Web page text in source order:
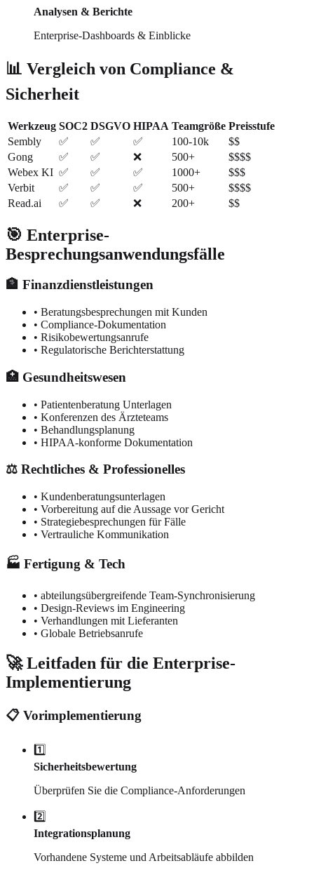
Analysen & Berichte
Enterprise-Dashboards & Einblicke
📊 Vergleich von Compliance &
Sicherheit
Werkzeug SOC2 DSGVO HIPAA Teamgröße Preisstufe
Sembly
✅ ✅ ✅ 100-10k
$$
Gong
✅ ✅ ❌ 500+
$$$$
Webex KI ✅ ✅ ✅ 1000+
$$$
Verbit
✅ ✅ ✅ 500+
$$$$
Read.ai
✅ ✅ ❌ 200+ $$
🎯 Enterprise-
Besprechungsanwendungsfälle
🏦 Finanzdienstleistungen
• Beratungsbesprechungen mit Kunden
• Compliance-Dokumentation
• Risikobewertungsanrufe
• Regulatorische Berichterstattung
🏥 Gesundheitswesen
• Patientenberatung Unterlagen
• Konferenzen des Ärzteteams
• Behandlungsplanung
• HIPAA-konforme Dokumentation
⚖️ Rechtliches & Professionelles
• Kundenberatungsunterlagen
• Vorbereitung auf die Aussage vor Gericht
• Strategiebesprechungen für Fälle
• Vertrauliche Kommunikation
🏭 Fertigung & Tech
• abteilungsübergreifende Team-Synchronisierung
• Design-Reviews im Engineering
• Verhandlungen mit Lieferanten
• Globale Betriebsanrufe
🚀 Leitfaden für die Enterprise-
Implementierung
📋 Vorimplementierung
1️⃣
Sicherheitsbewertung
Überprüfen Sie die Compliance-Anforderungen
2️⃣
Integrationsplanung
Vorhandene Systeme und Arbeitsabläufe abbilden